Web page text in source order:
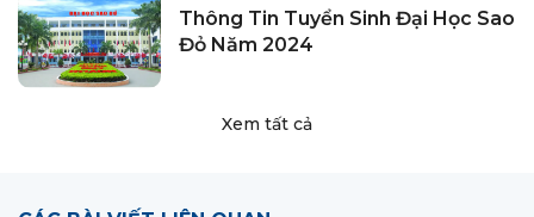
Thông Tin Tuyển Sinh Đại Học Sao
Đỏ Năm 2024
Xem tất cả